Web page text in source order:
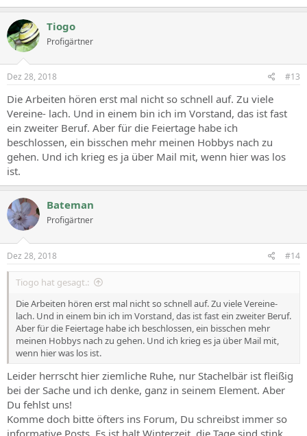
Tiogo
Profigärtner
Dez 28, 2018 #13
Die Arbeiten hören erst mal nicht so schnell auf. Zu viele
Vereine- lach. Und in einem bin ich im Vorstand, das ist fast
ein zweiter Beruf. Aber für die Feiertage habe ich
beschlossen, ein bisschen mehr meinen Hobbys nach zu
gehen. Und ich krieg es ja über Mail mit, wenn hier was los
ist.
Bateman
Profigärtner
Dez 28, 2018 #14
Tiogo hat gesagt.:
Die Arbeiten hören erst mal nicht so schnell auf. Zu viele Vereine-
lach. Und in einem bin ich im Vorstand, das ist fast ein zweiter Beruf.
Aber für die Feiertage habe ich beschlossen, ein bisschen mehr
meinen Hobbys nach zu gehen. Und ich krieg es ja über Mail mit,
wenn hier was los ist.
Leider herrscht hier ziemliche Ruhe, nur Stachelbär ist fleißig
bei der Sache und ich denke, ganz in seinem Element. Aber
Du fehlst uns!
Komme doch bitte öfters ins Forum, Du schreibst immer so
informative Posts. Es ist halt Winterzeit, die Tage sind stink